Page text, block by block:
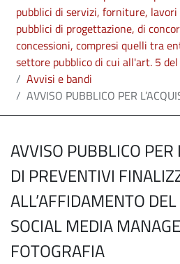
pubblici di servizi, forniture, lavori
pubblici di progettazione, di
concessioni, compresi quelli tra
settore pubblico di cui all'art. 5
Avvisi e bandi
AVVISO PUBBLICO PER
AVVISO PUBBLICO PER
DI PREVENTIVI
ALL’AFFIDAMENTO
SOCIAL MEDIA
FOTOGRAFIA